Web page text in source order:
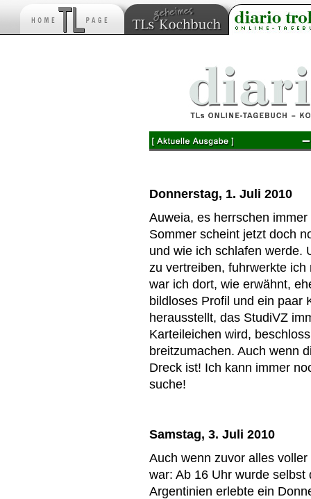
Donnerstag, 1. Juli 2010
Auweia, es herrschen
Sommer scheint jetzt doch
und wie ich schlafen werde.
zu vertreiben, fuhrwerkte
war ich dort, wie erwähnt,
bildloses Profil und ein paar
herausstellt, das StudiVZ
Karteileichen wird,
breitzumachen. Auch wenn
Dreck ist! Ich kann immer
suche!
Samstag, 3. Juli 2010
Auch wenn zuvor alles
war: Ab 16 Uhr wurde
Argentinien erlebte ein